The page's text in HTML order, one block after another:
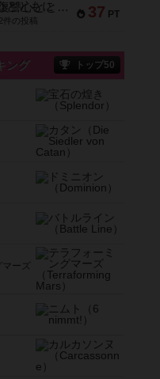
37 PT
フリップ７：復讐心とともに
2件の投稿
ング トップ50
ーズ